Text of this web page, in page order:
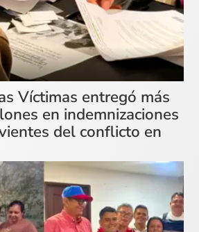
Víctimas entregó más
en indemnizaciones
del conflicto en